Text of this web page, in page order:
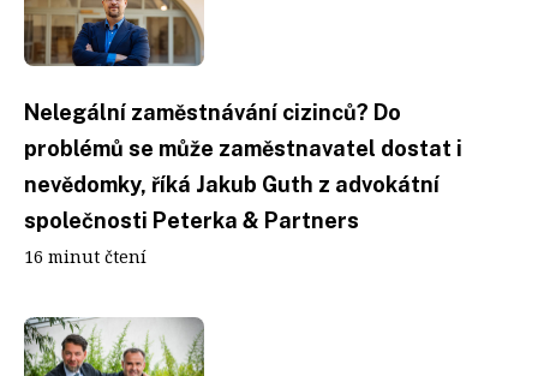
Nelegální zaměstnávání cizinců? Do
problémů se může zaměstnavatel dostat i
nevědomky, říká Jakub Guth z advokátní
společnosti Peterka & Partners
16 minut čtení